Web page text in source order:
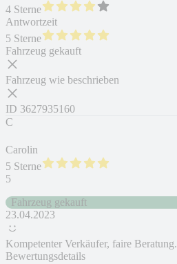
4 Sterne
Antwortzeit
5 Sterne
Fahrzeug gekauft
Fahrzeug wie beschrieben
ID 3627935160
C
Carolin
5 Sterne
5
Fahrzeug gekauft
23.04.2023
Kompetenter Verkäufer, faire Beratung.
Bewertungsdetails